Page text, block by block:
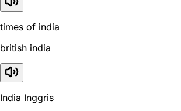
times of india
british india
India Inggris